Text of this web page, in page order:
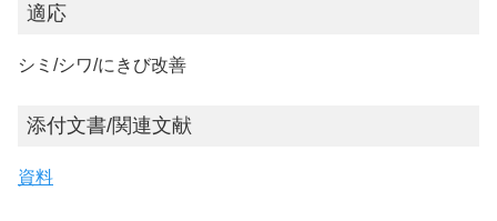
適応
シミ/シワ/にきび改善
添付文書/関連文献
資料